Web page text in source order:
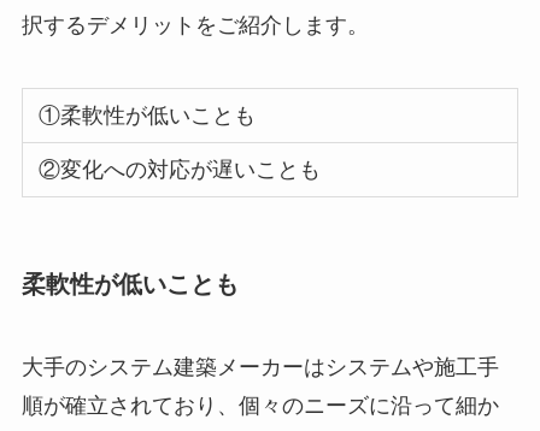
択するデメリットをご紹介します。
①柔軟性が低いことも
②変化への対応が遅いことも
柔軟性が低いことも
大手のシステム建築メーカーはシステムや施工手
順が確立されており、個々のニーズに沿って細か